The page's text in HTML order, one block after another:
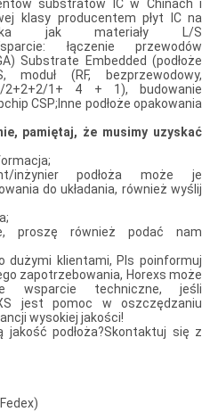
substratów IC w Chinach i
klasy producentem płyt IC na
taka jak materiały L/S
łączenie przewodów
Substrate Embedded (podłoże
moduł (RF, bezprzewodowy,
2+2+2/1+ 4 + 1), budowanie
CSP;Inne podłoże opakowania
pamiętaj, że musimy uzyskać
inżynier podłoża może je
do układania, również wyślij
proszę również podać nam
dużymi klientami, Pls poinformuj
zapotrzebowania, Horexs może
wsparcie techniczne, jeśli
jest pomoc w oszczędzaniu
wysokiej jakości!
podłoża?Skontaktuj się z